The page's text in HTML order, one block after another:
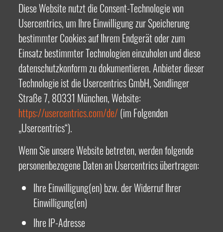
Diese Website nutzt die Consent-Technologie von
Usercentrics, um Ihre Einwilligung zur Speicherung
bestimmter Cookies auf Ihrem Endgerät oder zum
Einsatz bestimmter Technologien einzuholen und diese
datenschutzkonform zu dokumentieren. Anbieter dieser
Technologie ist die Usercentrics GmbH, Sendlinger
Straße 7, 80331 München, Website:
https://usercentrics.com/de/(im Folgenden
„Usercentrics“).
Wenn Sie unsere Website betreten, werden folgende
personenbezogene Daten an Usercentrics übertragen:
Ihre Einwilligung(en) bzw. der Widerruf Ihrer
Einwilligung(en)
Ihre IP-Adresse